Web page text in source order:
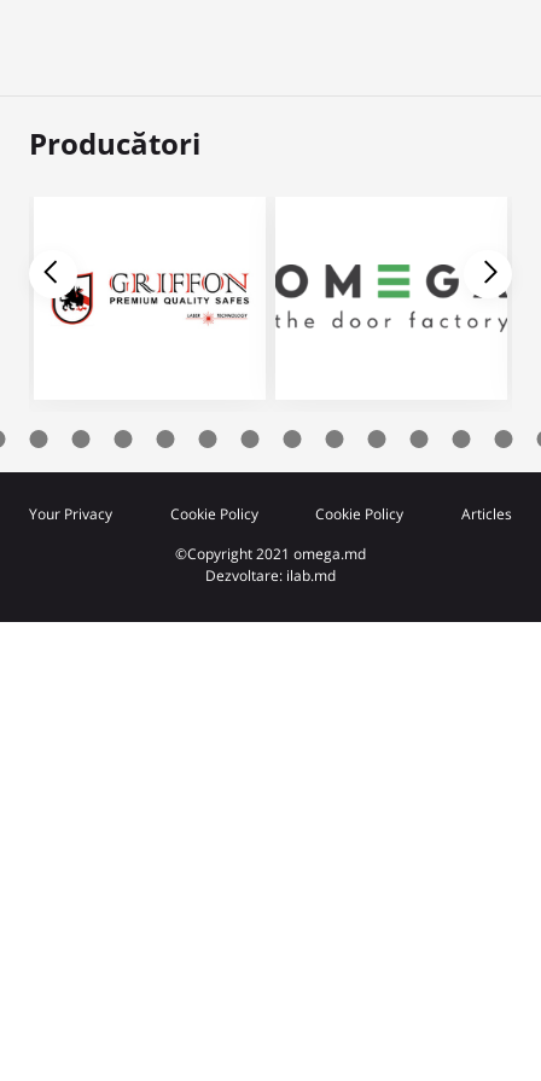
Producători
Your Privacy Cookie Policy Cookie Policy Articles
©Copyright 2021 omega.md
Dezvoltare: ilab.md